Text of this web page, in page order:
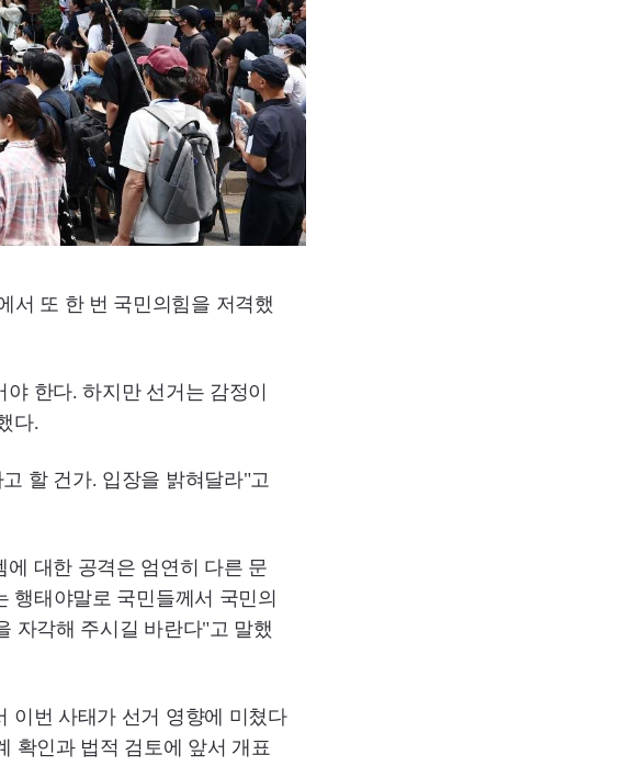
서 또 한 번 국민의힘을 저격했
한다. 하지만 선거는 감정이
다.
할 건가. 입장을 밝혀달라"고
대한 공격은 엄연히 다른 문
행태야말로 국민들께서 국민의
자각해 주시길 바란다"고 말했
이번 사태가 선거 영향에 미쳤다
확인과 법적 검토에 앞서 개표